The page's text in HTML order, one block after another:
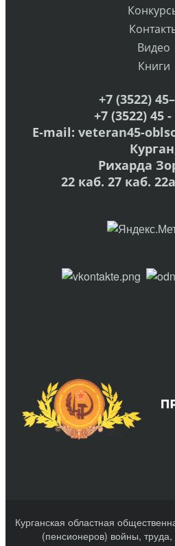
Видео
Книги
+7 (3522)
+7 (3522) 45
E-mail: veteran45-
Рихарда
22 каб. 27 каб.
Курганская областная
(пенсионеров) войны,